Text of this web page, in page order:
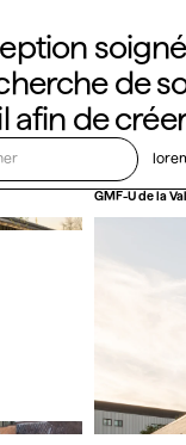
de
de
GMF-U de la